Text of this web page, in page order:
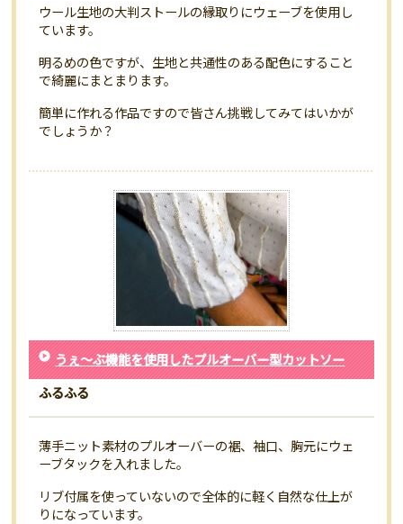
ウール生地の大判ストールの縁取りにウェーブを使用し
ています。
明るめの色ですが、生地と共通性のある配色にすること
で綺麗にまとまります。
簡単に作れる作品ですので皆さん挑戦してみてはいかが
でしょうか？
うぇ～ぶ機能を使用したプルオーバー型カットソー
ふるふる
薄手ニット素材のプルオーバーの裾、袖口、胸元にウェ
ーブタックを入れました。
リブ付属を使っていないので全体的に軽く自然な仕上が
りになっています。